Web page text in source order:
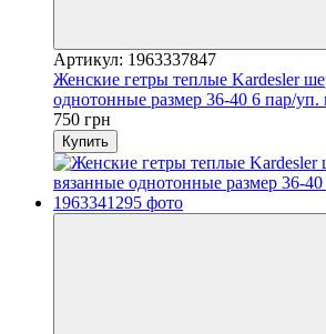
Артикул: 1963337847
Женские гетры теплые Kardesler
однотонные размер 36-40 6 пар/
750 грн
Купить